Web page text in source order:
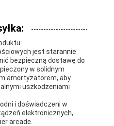
jest starannie
bezpieczną dostawę do
w solidnym
amortyzatorem, aby
uszkodzeniami
i doświadczeni w
elektronicznych,
arcade.